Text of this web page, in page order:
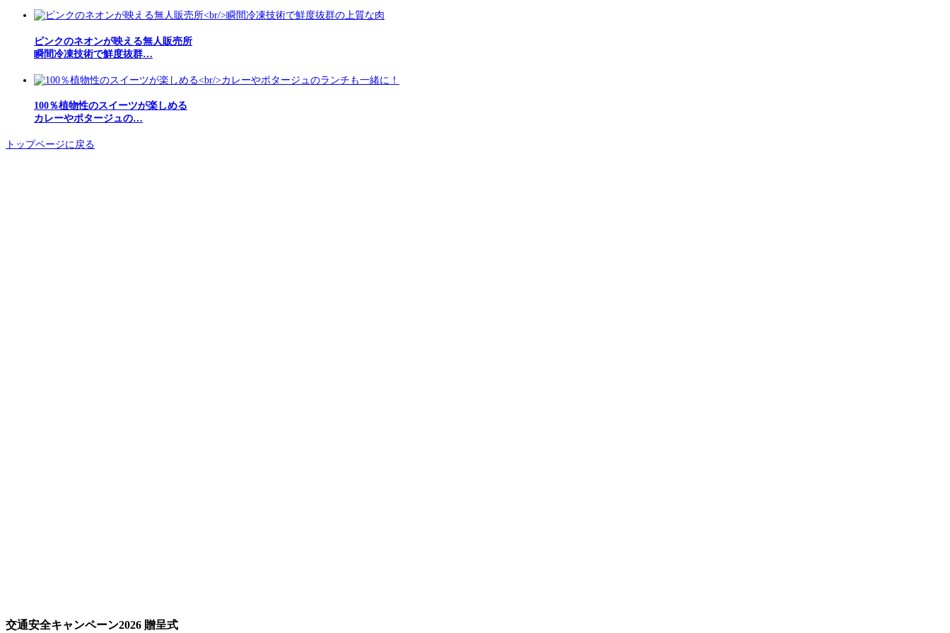
ピンクのネオンが映える無人販売所
瞬間冷凍技術で鮮度抜群…
100％植物性のスイーツが楽しめる
カレーやポタージュの…
トップページに戻る
交通安全キャンペーン2026 贈呈式